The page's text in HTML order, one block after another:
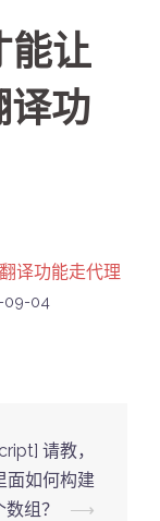
能让
译功
译功能走代理
09-04
请教，
面如何构建
组？
⟶